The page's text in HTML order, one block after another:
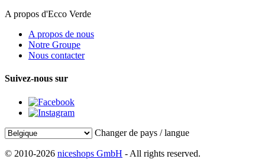
A propos d'Ecco Verde
A propos de nous
Notre Groupe
Nous contacter
Suivez-nous sur
Changer de pays / langue
© 2010-2026 niceshops GmbH - All rights reserved.